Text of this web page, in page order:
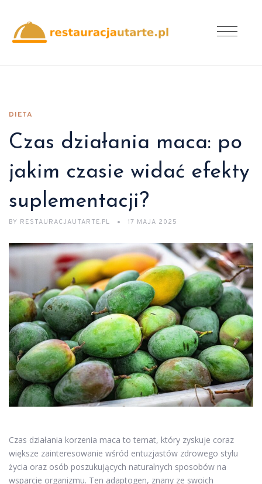
DIETA
Czas działania maca: po
jakim czasie widać efekty
suplementacji?
BY RESTAURACJAUTARTE.PL 17 MAJA 2025
Czas działania korzenia maca to temat, który zyskuje coraz
większe zainteresowanie wśród entuzjastów zdrowego stylu
życia oraz osób poszukujących naturalnych sposobów na
wsparcie organizmu. Ten adaptogen, znany ze swoich